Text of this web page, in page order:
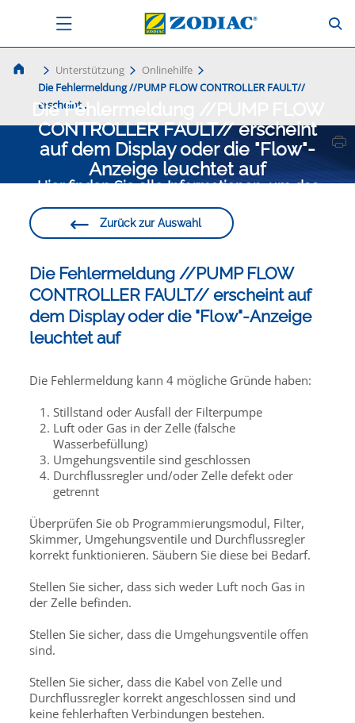
Unterstützung
Onlinehilfe
Die Fehlermeldung //PUMP FLOW CONTROLLER FAULT//
erscheint...
Die Fehlermeldung //PUMP FLOW
CONTROLLER FAULT// erscheint
auf dem Display oder die "Flow"-
Anzeige leuchtet auf
Hier finden Sie alle Informationen, um das
Zurück zur Auswahl
Die Fehlermeldung //PUMP FLOW
CONTROLLER FAULT// erscheint auf
dem Display oder die "Flow"-Anzeige
leuchtet auf
Die Fehlermeldung kann 4 mögliche Gründe haben:
Stillstand oder Ausfall der Filterpumpe
Luft oder Gas in der Zelle (falsche
Wasserbefüllung)
Umgehungsventile sind geschlossen
Durchflussregler und/oder Zelle defekt oder
getrennt
Überprüfen Sie ob Programmierungsmodul, Filter,
Skimmer, Umgehungsventile und Durchflussregler
korrekt funktionieren. Säubern Sie diese bei Bedarf.
Stellen Sie sicher, dass sich weder Luft noch Gas in
der Zelle befinden.
Stellen Sie sicher, dass die Umgehungsventile offen
sind.
Stellen Sie sicher, dass die Kabel von Zelle und
Durchflussregler korrekt angeschlossen sind und
keine fehlerhaften Verbindungen bestehen.